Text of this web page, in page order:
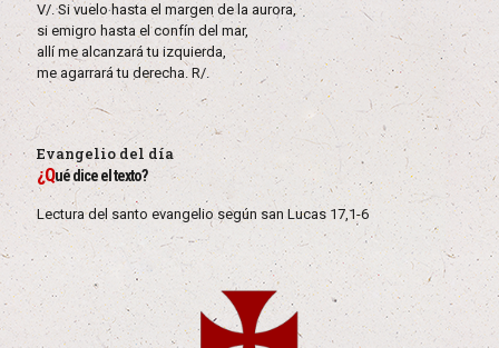
V/. Si vuelo hasta el margen de la aurora,
si emigro hasta el confín del mar,
allí me alcanzará tu izquierda,
me agarrará tu derecha. R/.
Evangelio del día
¿Qué dice el texto?
Lectura del santo evangelio según san Lucas 17,1-6